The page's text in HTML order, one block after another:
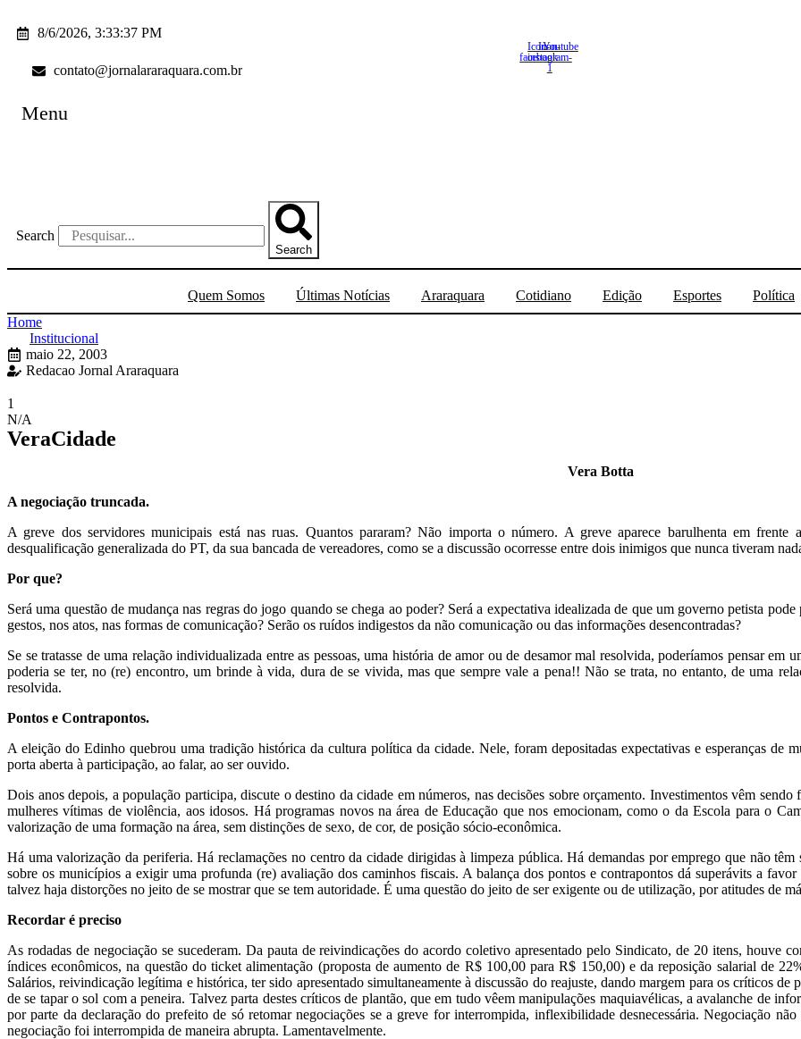
para
conteúdo
8/6/2026, 3:33:37 PM
Icon-
facebook
Icon-
instagram-
1
Youtube
contato@jornalararaquara.com.br
Menu
Search
Search
Quem Somos Últimas Notícias Araraquara Cotidiano Edição Esportes Política
Home
Institucional
maio 22, 2003
Redacao Jornal Araraquara
1
N/A
VeraCidade
Vera Botta
A negociação truncada.
A greve dos servidores municipais está nas ruas. Quantos pararam? Não importa o número. A greve aparece barulhenta em
desqualificação generalizada do PT, da sua bancada de vereadores, como se a discussão ocorresse entre dois inimigos que nunca tiveram
Por que?
Será uma questão de mudança nas regras do jogo quando se chega ao poder? Será a expectativa idealizada de que um governo petista
gestos, nos atos, nas formas de comunicação? Serão os ruídos indigestos da não comunicação ou das informações desencontradas?
Se se tratasse de uma relação individualizada entre as pessoas, uma história de amor ou de desamor mal resolvida, poderíamos pensar em
poderia se ter, no (re) encontro, um brinde à vida, dura de se vivida, mas que sempre vale a pena!! Não se trata, no entanto, de uma
resolvida.
Pontos e Contrapontos.
A eleição do Edinho quebrou uma tradição histórica da cultura política da cidade. Nele, foram depositadas expectativas e esperanças de
porta aberta à participação, ao falar, ao ser ouvido.
Dois anos depois, a população participa, discute o destino da cidade em números, nas decisões sobre orçamento. Investimentos vêm
mulheres vítimas de violência, aos idosos. Há programas novos na área de Educação que nos emocionam, como o da Escola para o
valorização de uma formação na área, sem distinções de sexo, de cor, de posição sócio-econômica.
Há uma valorização da periferia. Há reclamações no centro da cidade dirigidas à limpeza pública. Há demandas por emprego que não
sobre os municípios a exigir uma profunda (re) avaliação dos caminhos fiscais. A balança dos pontos e contrapontos dá superávits a
talvez haja distorções no jeito de se mostrar que se tem autoridade. É uma questão do jeito de ser exigente ou de utilização, por atitudes de
Recordar é preciso
As rodadas de negociação se sucederam. Da pauta de reivindicações do acordo coletivo apresentado pelo Sindicato, de 20 itens, houve
índices econômicos, na questão do ticket alimentação (proposta de aumento de R$ 100,00 para R$ 150,00) e da reposição salarial de
Salários, reivindicação legítima e histórica, ter sido apresentado simultaneamente à discussão do reajuste, dando margem para os críticos
de se tapar o sol com a peneira. Talvez parta destes críticos de plantão, que em tudo vêem manipulações maquiavélicas, a avalanche de
por parte da declaração do prefeito de só retomar negociações se a greve for interrompida, inflexibilidade desnecessária. Negociação
negociação foi interrompida de maneira abrupta. Lamentavelmente.